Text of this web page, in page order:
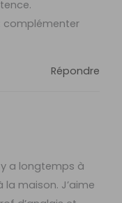
complémenter
Répondre
y a longtemps à
la maison. J’aime